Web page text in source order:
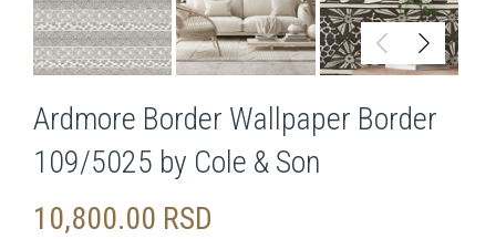
Ardmore Border Wallpaper Border
109/5025 by Cole & Son
10,800.00 RSD